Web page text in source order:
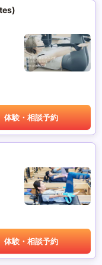
体験・相談予約
体験・相談予約